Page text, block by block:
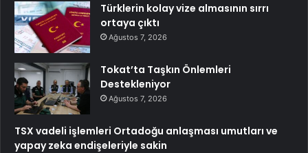
Türklerin kolay vize almasının sırrı
ortaya çıktı
Ağustos 7, 2026
Tokat’ta Taşkın Önlemleri
Destekleniyor
Ağustos 7, 2026
TSX vadeli işlemleri Ortadoğu anlaşması umutları ve
yapay zeka endişeleriyle sakin